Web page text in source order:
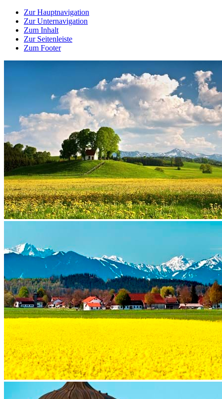
Zur Hauptnavigation
Zur Unternavigation
Zum Inhalt
Zur Seitenleiste
Zum Footer